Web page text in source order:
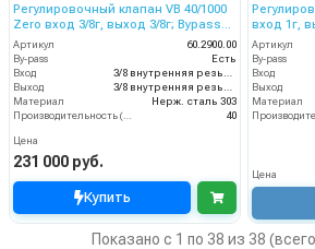
Регулировочный клапан VB 40/1000
Zero вход 3/8г, выход 3/8г; Bypass
3/8г 40 л/мин 1100 бар нерж.
Артикул
60.2900.00
By-pass
Есть
Вход
Выход
Материал
Нерж. сталь 303
40
Цена
231 000 руб.
Купить
вход 1г,
л/мин 70
Артикул
By-pass
Вход
Выход
Материал
Цена
Показано с 1 по 38 из 38